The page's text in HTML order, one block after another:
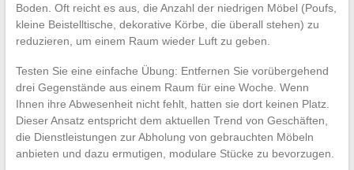
Boden. Oft reicht es aus, die Anzahl der niedrigen Möbel (Poufs,
kleine Beistelltische, dekorative Körbe, die überall stehen) zu
reduzieren, um einem Raum wieder Luft zu geben.
Testen Sie eine einfache Übung: Entfernen Sie vorübergehend
drei Gegenstände aus einem Raum für eine Woche. Wenn
Ihnen ihre Abwesenheit nicht fehlt, hatten sie dort keinen Platz.
Dieser Ansatz entspricht dem aktuellen Trend von Geschäften,
die Dienstleistungen zur Abholung von gebrauchten Möbeln
anbieten und dazu ermutigen, modulare Stücke zu bevorzugen.